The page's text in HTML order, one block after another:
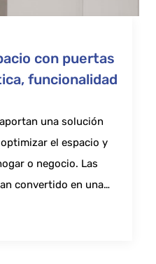
con puertas
funcionalidad
una solución
el espacio y
o negocio. Las
convertido en una…